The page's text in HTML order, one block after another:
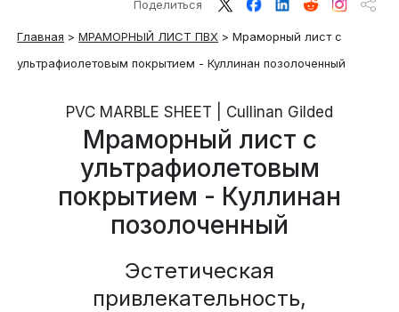
Главная >МРАМОРНЫЙ ЛИСТ ПВХ >Мраморный лист с
ультрафиолетовым покрытием - Куллинан позолоченный
Поделиться
PVC MARBLE SHEET | Cullinan Gilded
Мраморный лист с
ультрафиолетовым
покрытием - Куллинан
позолоченный
Эстетическая
привлекательность,